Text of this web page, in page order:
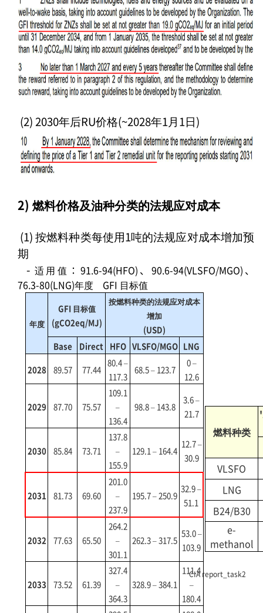
(2) 2030年后RU价格(~2028年1月1日)
2) 燃料价格及油种分类的法规应对成本
(1) 按燃料种类每使用1吨的法规应对成本增加预
期
- 适用值：91.6-94(HFO)、90.6-94(VLSFO/MGO)、
76.3-80(LNG)年度 GFI 目标值
年度
GFI 目标值
(gCO2eq/MJ)
按燃料种类的法规应对成本
增加
(USD)
Base
Direct HFO VLSFO/MGO LNG
2028 89.57 77.44
80.4 –
117.3
68.5 – 123.7
0 –
12.6
2029 87.70 75.57
109.1
–
136.4
98.8 – 143.8
3.6 –
21.7
2030 85.84 73.71
137.8
–
155.9
129.1 – 164.4
12.7 –
30.9
2031 81.73 69.60
201.0
–
237.9
195.7 – 250.9
32.9 –
51.1
2032 77.63 65.50
264.2
–
301.1
262.3 – 317.5
53.0 –
103.9
2033 73.52 61.39
327.4
–
364.3
328.9 – 384.1
111.4
–
180.4
燃料种类
VLSFO
LNG
B24/B30
e-
methanol
CIA report_task2